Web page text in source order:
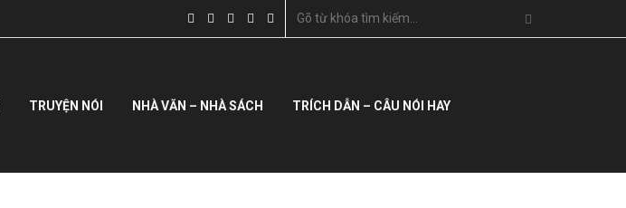
TRUYỆN NÓI NHÀ VĂN – NHÀ SÁCH TRÍCH DẪN – CÂU NÓI HAY